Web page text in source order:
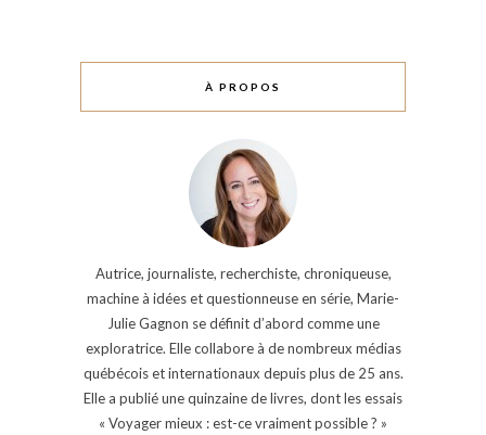
À PROPOS
Autrice, journaliste, recherchiste, chroniqueuse,
machine à idées et questionneuse en série, Marie-
Julie Gagnon se définit d’abord comme une
exploratrice. Elle collabore à de nombreux médias
québécois et internationaux depuis plus de 25 ans.
Elle a publié une quinzaine de livres, dont les essais
« Voyager mieux : est-ce vraiment possible ? »